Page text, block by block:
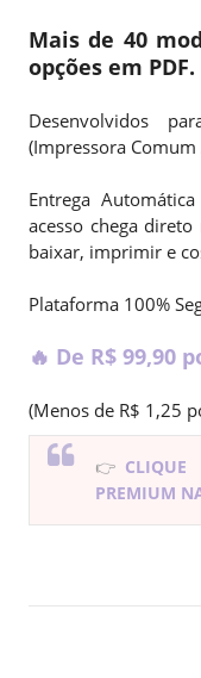
Mais de 40
opções em PDF.
Desenvolvidos
(Impressora Comum
Entrega
acesso chega
baixar, imprimir e
Plataforma 100%
🔥 De R$ 99,90
(Menos de R$ 1,25
👉
PREMIUM